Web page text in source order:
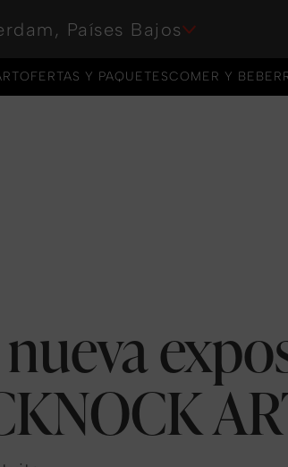
Países Bajos
OFERTAS Y PAQUETES
OFERTAS Y PAQUETES
COMER Y BEBER
COMER Y BEBER